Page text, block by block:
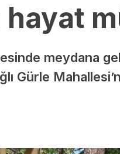
meydana
Gürle